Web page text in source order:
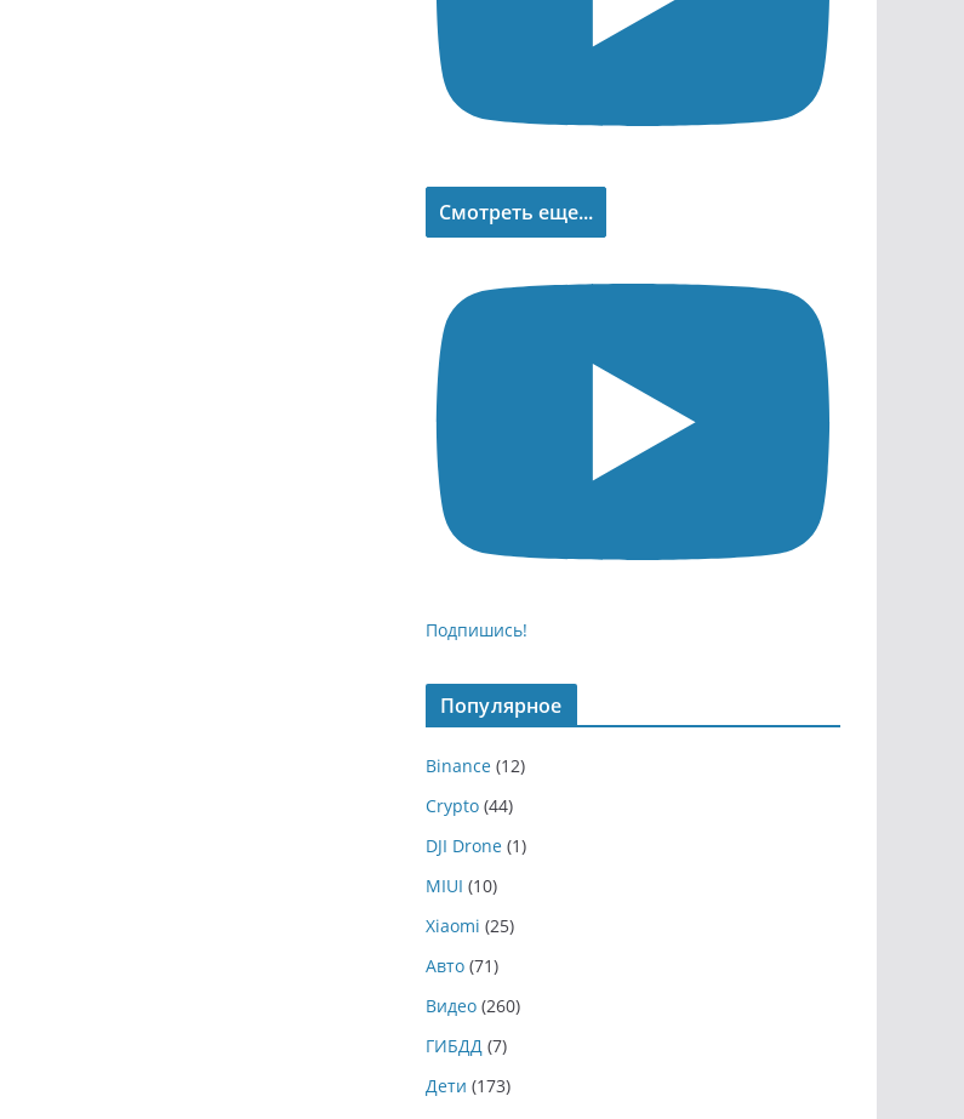
Смотреть еще...
Подпишись!
Популярное
Binance (12)
Crypto (44)
DJI Drone (1)
MIUI (10)
Xiaomi (25)
Авто (71)
Видео (260)
ГИБДД (7)
Дети (173)